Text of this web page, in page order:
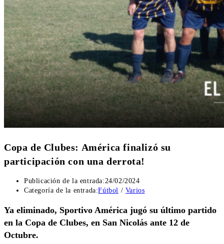
Copa de Clubes: América finalizó su
participación con una derrota!
Publicación de la entrada:24/02/2024
Categoría de la entrada:Fútbol / Varios
Ya eliminado, Sportivo América jugó su último partido
en la Copa de Clubes, en San Nicolás ante 12 de
Octubre.